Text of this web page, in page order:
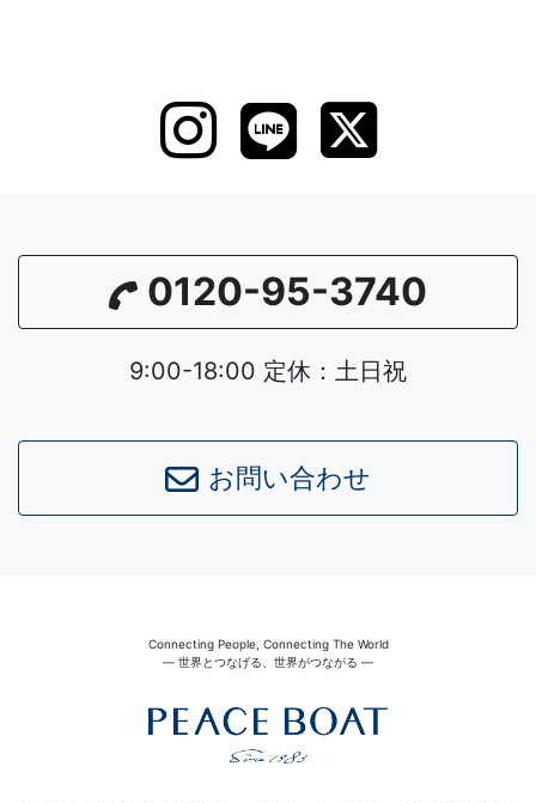
0120-95-3740
9:00-18:00 定休：土日祝
お問い合わせ
Connecting People, Connecting The World
― 世界とつなげる、世界がつながる ―